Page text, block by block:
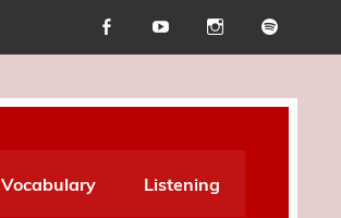
Vocabulary Listening